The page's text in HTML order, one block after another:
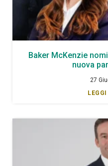
Baker McKenzie
nuova
27